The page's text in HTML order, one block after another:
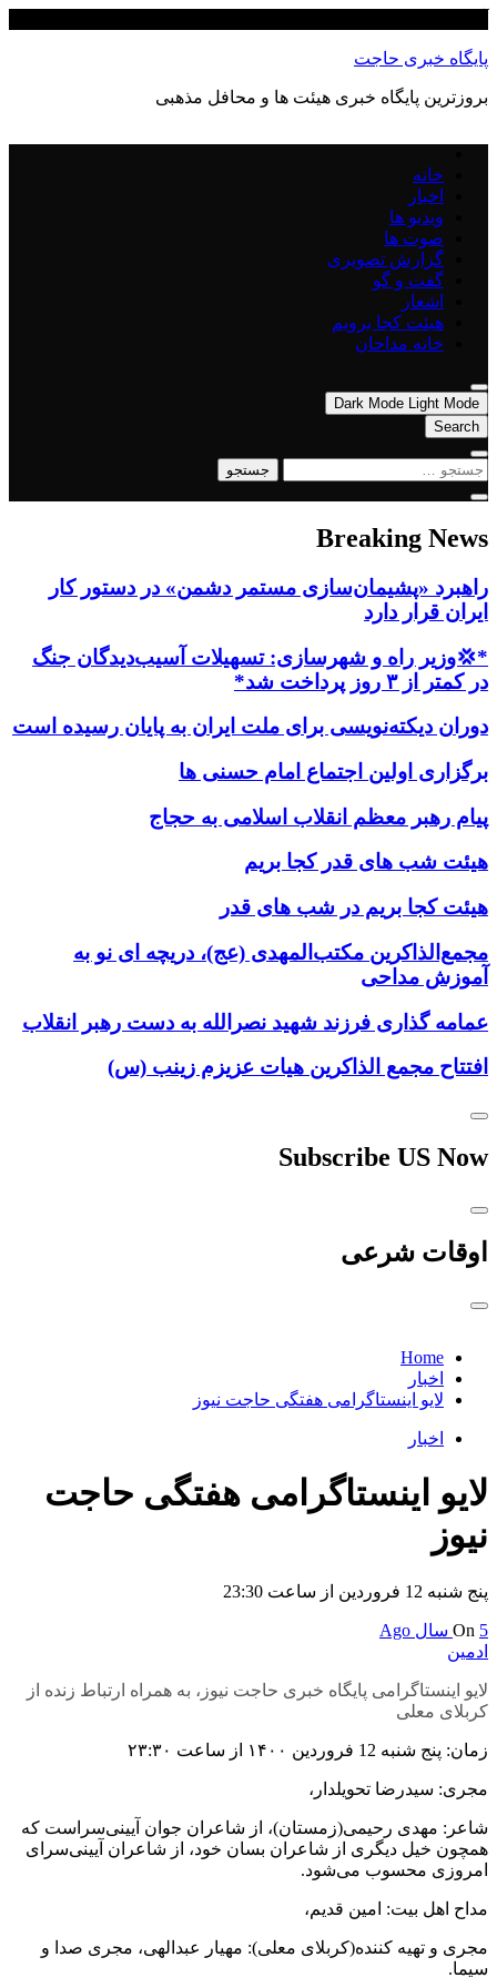
content
پایگاه خبری حاجت
بروزترین پایگاه‌ خبری هیئت ها و محافل مذهبی
خانه
اخبار
ویدیو ها
صوت ها
گزارش تصویری
گفت و گو
اشعار
هیئت کجا برویم
خانه مداحان
Dark Mode Light Mode
Search
جستجو
Breaking News
راهبرد «پشیمان‌سازی مستمر دشمن» در دستور کار
ایران قرار دارد
*💢وزیر راه و شهرسازی: تسهیلات آسیب‌دیدگان جنگ
در کمتر از ۳ روز پرداخت شد*
دوران دیکته‌نویسی برای ملت ایران به پایان رسیده است
برگزاری اولین اجتماع امام حسنی ها
پیام رهبر معظم انقلاب اسلامی به حجاج
هیئت شب های قدر کجا بریم
هیئت کجا بریم در شب های قدر
مجمع‌الذاکرین مکتب‌المهدی (عج)، دریچه ای نو به
آموزش مداحی
عمامه گذاری فرزند شهید نصرالله به دست رهبر انقلاب
افتتاح مجمع الذاکرین هیات عزیزم زینب (س)
Subscribe US Now
اوقات شرعی
Home
اخبار
لایو اینستاگرامی هفتگی حاجت نیوز
اخبار
لایو اینستاگرامی هفتگی حاجت
نیوز
پنج شنبه 12 فروردین از ساعت 23:30
On 5 سال Ago
ادمین
لایو اینستاگرامی پایگاه خبری حاجت نیوز، به همراه ارتباط زنده از
کربلای معلی
زمان: پنج شنبه 12 فروردین ۱۴۰۰ از ساعت ۲۳:۳۰
مجری: سیدرضا تحویلدار،
شاعر: مهدی رحیمی(زمستان)، از شاعران جوان آیینی‌سراست که
همچون خیل دیگری از شاعران بسان خود، از شاعران آیینی‌سرای
امروزی محسوب می‌شود.
مداح اهل بیت: امین قدیم،
مجری و تهیه کننده(کربلای معلی): مهیار عبدالهی، مجری صدا و
سیما.